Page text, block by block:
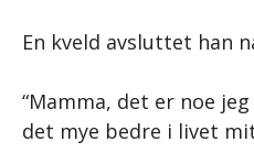
En kveld avsluttet han
“Mamma, det er noe
det mye bedre i livet